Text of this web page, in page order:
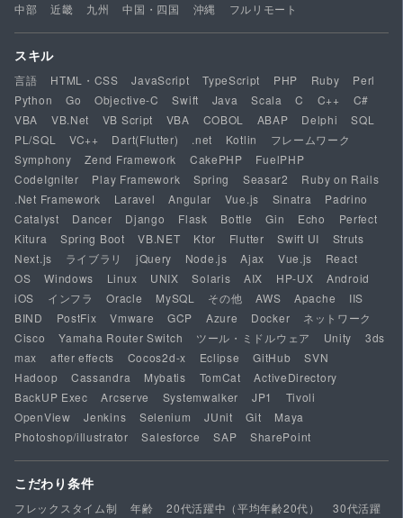
中部
近畿 九州 中国・四国 沖縄 フルリモート
スキル
言語 HTML・CSS JavaScript TypeScript PHP Ruby
Perl
Python
Go Objective-C Swift Java Scala C C++
C#
VBA
VB.Net VB Script VBA COBOL ABAP Delphi
SQL
PL/SQL
VC++ Dart(Flutter) .net Kotlin
フレームワーク
Symphony
Zend Framework CakePHP
FuelPHP
CodeIgniter
Play Framework Spring Seasar2
Ruby on Rails
.Net Framework
Laravel Angular Vue.js Sinatra
Padrino
Catalyst
Dancer Django Flask Bottle Gin Echo
Perfect
Kitura
Spring Boot VB.NET Ktor Flutter Swift UI
Struts
Next.js
ライブラリ jQuery Node.js Ajax Vue.js
React
OS
Windows Linux UNIX Solaris AIX HP-UX
Android
iOS
インフラ Oracle MySQL その他 AWS Apache
IIS
BIND
PostFix Vmware GCP Azure Docker
ネットワーク
Cisco
Yamaha Router Switch ツール・ミドルウェア Unity
3ds
max
after effects Cocos2d-x Eclipse GitHub
SVN
Hadoop
Cassandra Mybatis TomCat
ActiveDirectory
BackUP Exec
Arcserve Systemwalker JP1
Tivoli
OpenView
Jenkins Selenium JUnit Git
Maya
Photoshop/illustrator
Salesforce SAP SharePoint
こだわり条件
フレックスタイム制 年齢 20代活躍中（平均年齢20代） 30代活躍